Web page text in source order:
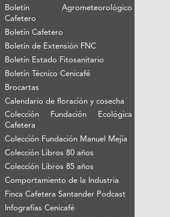
Boletín Agrometeorológico
Cafetero
Boletín Cafetero
Boletín de Extensión FNC
Boletín Estado Fitosanitario
Boletín Técnico Cenicafé
Brocartas
Calendario de floración y cosecha
Colección Fundación Ecológica
Cafetera
Colección Fundación Manuel Mejía
Colección Libros 80 años
Colección Libros 85 años
Comportamiento de la Industria
Finca Cafetera Santander Podcast
Infografías Cenicafé